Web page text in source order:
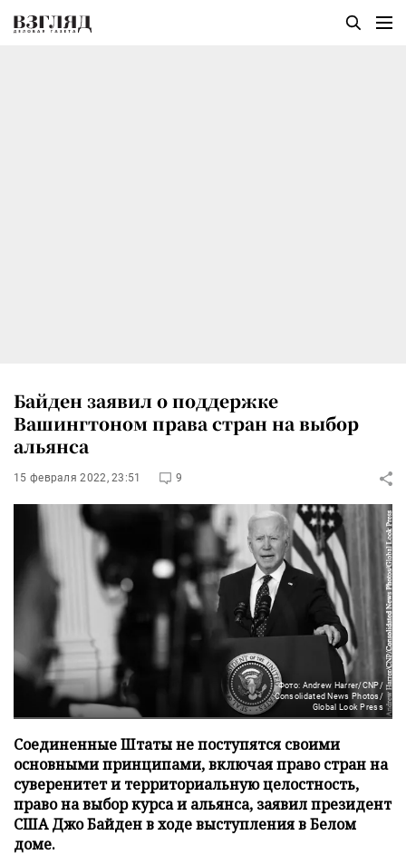
Байден заявил о поддержке
Вашингтоном права стран на выбор
альянса
15 февраля 2022, 23:51 9
Фото: Andrew Harrer/CNP/
Consolidated News Photos/
Global Look Press
Соединенные Штаты не поступятся своими
основными принципами, включая право стран на
суверенитет и территориальную целостность,
право на выбор курса и альянса, заявил президент
США Джо Байден в ходе выступления в Белом
доме.